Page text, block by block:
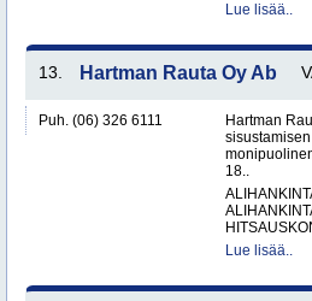
Lue lisää..
13. Hartman Rauta Oy Ab
Puh. (06) 326 6111
Hartman
18..
Lue lisää..